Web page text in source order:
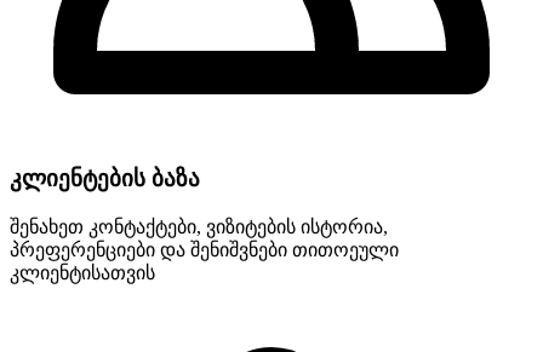
კლიენტების ბაზა
შენახეთ კონტაქტები, ვიზიტების ისტორია,
პრეფერენციები და შენიშვნები თითოეული
კლიენტისათვის